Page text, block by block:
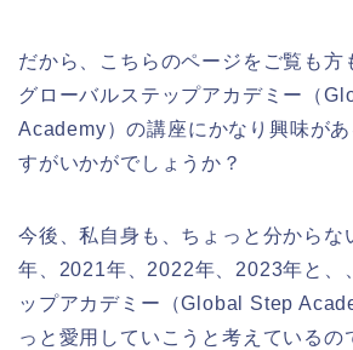
だから、こちらのページをご覧も方
グローバルステップアカデミー（
Academy）の講座にかなり興味が
すがいかがでしょうか？
今後、私自身も、ちょっと分からな
年、2021年、2022年、2023年と、
ップアカデミー（Global Step
っと愛用していこうと考えているの